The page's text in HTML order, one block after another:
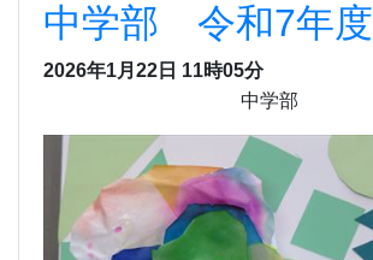
中学部 令和7年度
2026年1月22日 11時05分
中学部